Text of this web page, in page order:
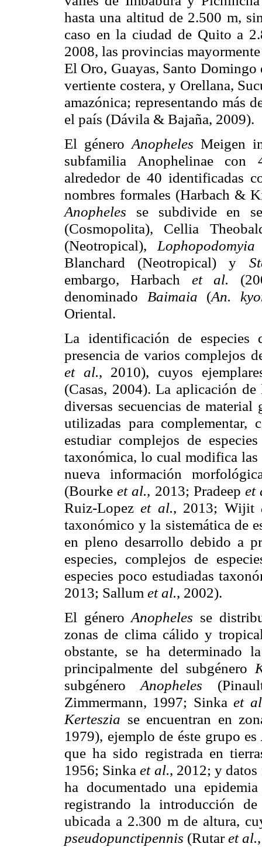
hasta una altitud de 2.500 m,
caso en la ciudad de Quito a
2008, las provincias
El Oro, Guayas, Santo
vertiente costera, y Orellana,
amazónica; representando más
el país (Dávila & Bajaña, 2009).
El géneroAnophelesMeigen
subfamilia Anophelinae con
alrededor de 40 identificadas
nombres formales (Harbach &
Anopheles se subdivide en
(Cosmopolita), Cellia
(Neotropical),
Blanchard (Neotropical) y
embargo, Harbach et al.
denominado Baimaia (An.
Oriental.
La identificación de
presencia de varios complejos
et al., 2010), cuyos
(Casas, 2004). La aplicación
diversas secuencias de
utilizadas para complementar,
estudiar complejos de
taxonómica, lo cual modifica
nueva información
(Bourkeet al., 2013; Pradeep et
Ruiz-Lopezet al., 2013; Wijit
taxonómico y la sistemática de
en pleno desarrollo debido a
especies, complejos de
especies poco estudiadas
2013; Sallum et al., 2002).
El géneroAnopheles se
zonas de clima cálido y
obstante, se ha determinado
principalmente del subgénero
subgéneroAnopheles
Zimmermann, 1997; Sinkaet
Kerteszia se encuentran en
1979), ejemplo de éste grupo es
que ha sido registrada en
1956; Sinkaet al., 2012; y datos
ha documentado una
registrando la introducción
ubicada a 2.300 m de altura,
pseudopunctipennis (Rutaret al.